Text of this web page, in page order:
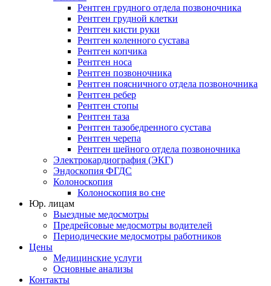
Рентген грудного отдела позвоночника
Рентген грудной клетки
Рентген кисти руки
Рентген коленного сустава
Рентген копчика
Рентген носа
Рентген позвоночника
Рентген поясничного отдела позвоночника
Рентген ребер
Рентген стопы
Рентген таза
Рентген тазобедренного сустава
Рентген черепа
Рентген шейного отдела позвоночника
Электрокардиография (ЭКГ)
Эндоскопия ФГДС
Колоноскопия
Колоноскопия во сне
Юр. лицам
Выездные медосмотры
Предрейсовые медосмотры водителей
Периодические медосмотры работников
Цены
Медицинские услуги
Основные анализы
Контакты